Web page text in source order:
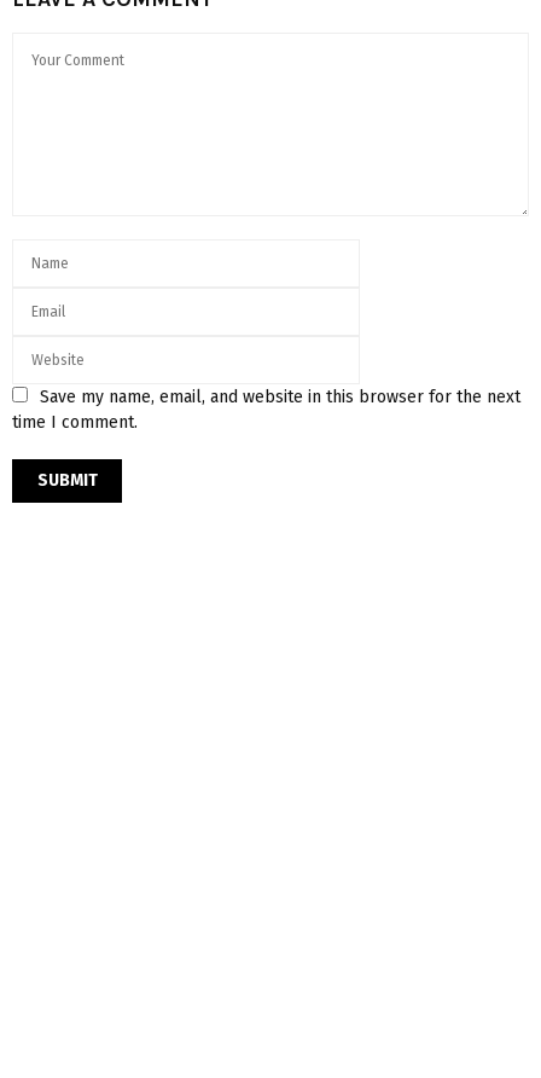
Save my name, email, and website in this browser for the next
time I comment.